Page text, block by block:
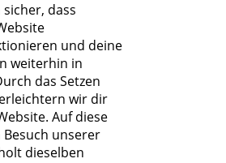
sicher, dass
und deine
weiterhin in
das Setzen
wir dir
Auf diese
unserer
dieselben